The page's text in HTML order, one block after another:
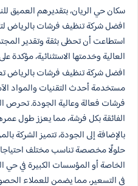
سكان حي الريان، بتقديرهم العميق
افضل شركة تنظيف فرشات بالرياض
استطاعت أن تحظى بثقة وتقدير
العالية وخدمتها الاستثنائية، مؤكدة
افضل شركة تنظيف فرشات بالرياض
مستخدمة أحدث التقنيات والمواد
فرشات فعالة وعالية الجودة. تحرص
الفائقة بكل فرشة، مما يعزز طول
بالإضافة إلى الجودة، تتميز الشركة
حلولًا مخصصة تناسب مختلف
الخاصة أو المؤسسات الكبيرة في حي
في التسعير، مما يضمن للعملاء